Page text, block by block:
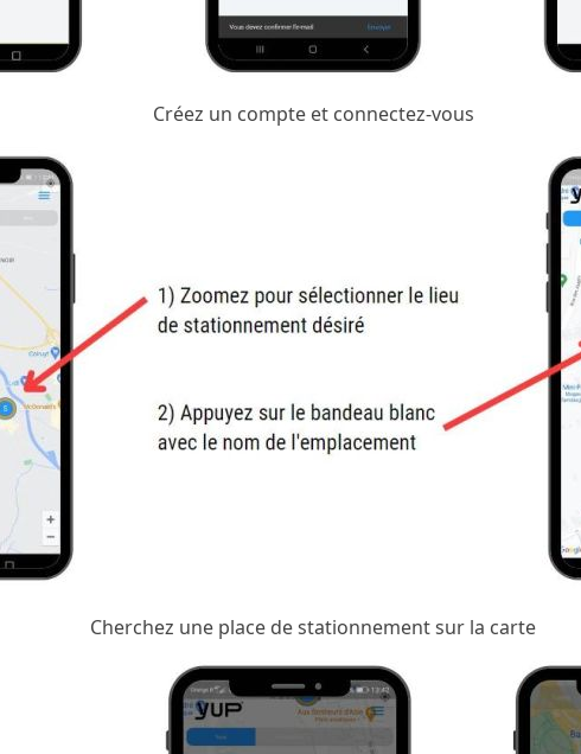
Créez un compte et connectez-vous
Cherchez une place de stationnement sur la carte